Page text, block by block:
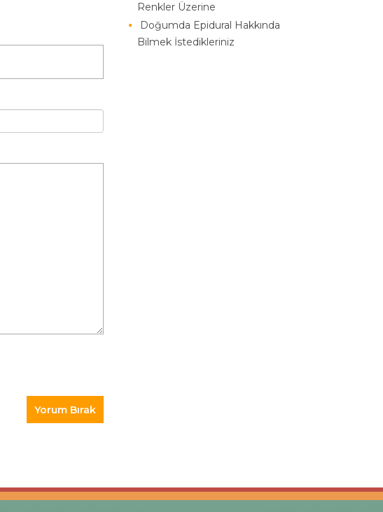
Renkler Üzerine
Doğumda Epidural Hakkında
Bilmek İstedikleriniz